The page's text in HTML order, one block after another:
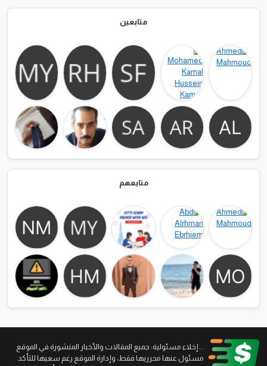
متابعين
متابعهم
...إخلاء مسئولية: جميع المقالات والأخبار المنشورة في الموقع
مسئول عنها محرريها فقط، وإدارة الموقع رغم سعيها للتأكد